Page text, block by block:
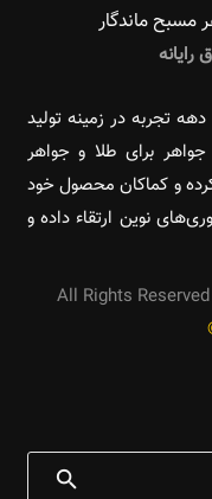
مسبح ماندگار‌
تجربه در زمینه تولید
برای طلا و جواهر
و کماکان محصول خود
نوین ارتقاء داده و
All Rights